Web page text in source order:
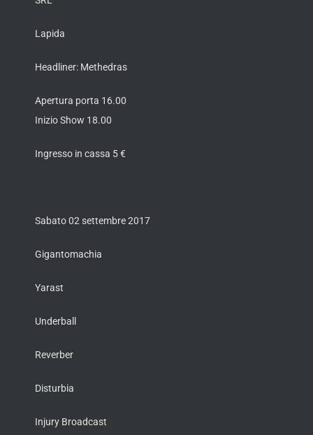
Lapida
Headliner: Methedras
Apertura porta 16.00
Inizio Show 18.00
Ingresso in cassa 5 €
Sabato 02 settembre 2017
Gigantomachia
Yarast
Underball
Reverber
Disturbia
Injury Broadcast